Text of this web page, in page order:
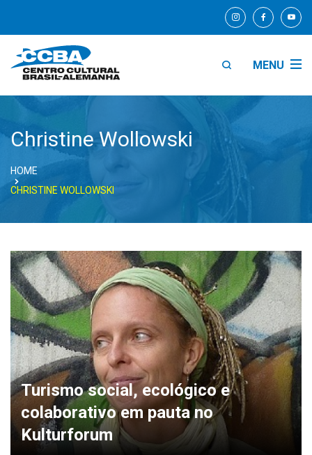
MENU
Christine Wollowski
HOME
CHRISTINE WOLLOWSKI
Turismo social, ecológico e
colaborativo em pauta no
Kulturforum